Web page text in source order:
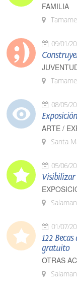
FAMILIA
09/01/
08/05/
ARTE /
Santa
05/06/
Visibilizar
01/07/
122
gratuito
OTRAS